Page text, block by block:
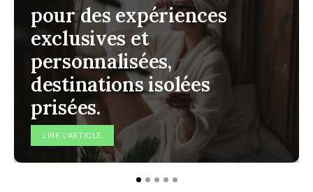
pour des expériences
exclusives et
personnalisées,
destinations isolées
prisées.
LIRE L'ARTICLE